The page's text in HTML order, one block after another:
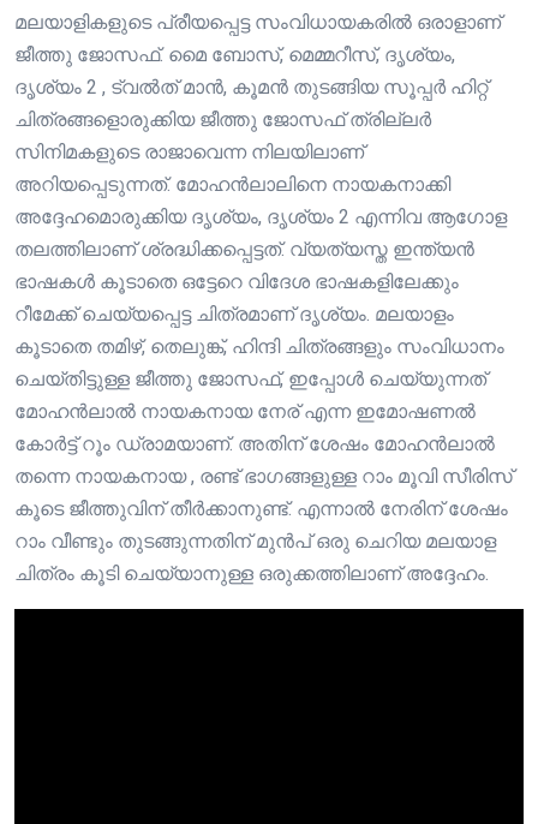
മലയാളികളുടെ പ്രീയപ്പെട്ട സംവിധായകരിൽ ഒരാളാണ്
ജീത്തു ജോസഫ്. മൈ ബോസ്, മെമ്മറീസ്, ദൃശ്യം,
ദൃശ്യം 2 , ട്വൽത് മാൻ, കൂമൻ തുടങ്ങിയ സൂപ്പർ ഹിറ്റ്
ചിത്രങ്ങളൊരുക്കിയ ജീത്തു ജോസഫ് ത്രില്ലർ
സിനിമകളുടെ രാജാവെന്ന നിലയിലാണ്
അറിയപ്പെടുന്നത്. മോഹൻലാലിനെ നായകനാക്കി
അദ്ദേഹമൊരുക്കിയ ദൃശ്യം, ദൃശ്യം 2 എന്നിവ ആഗോള
തലത്തിലാണ് ശ്രദ്ധിക്കപ്പെട്ടത്. വ്യത്യസ്ത ഇന്ത്യൻ
ഭാഷകൾ കൂടാതെ ഒട്ടേറെ വിദേശ ഭാഷകളിലേക്കും
റീമേക്ക് ചെയ്യപ്പെട്ട ചിത്രമാണ് ദൃശ്യം. മലയാളം
കൂടാതെ തമിഴ്, തെലുങ്ക്, ഹിന്ദി ചിത്രങ്ങളും സംവിധാനം
ചെയ്തിട്ടുള്ള ജീത്തു ജോസഫ്, ഇപ്പോൾ ചെയ്യുന്നത്
മോഹൻലാൽ നായകനായ നേര് എന്ന ഇമോഷണൽ
കോർട്ട് റൂം ഡ്രാമയാണ്. അതിന് ശേഷം മോഹൻലാൽ
തന്നെ നായകനായ , രണ്ട് ഭാഗങ്ങളുള്ള റാം മൂവി സീരിസ്
കൂടെ ജീത്തുവിന് തീർക്കാനുണ്ട്. എന്നാൽ നേരിന് ശേഷം
റാം വീണ്ടും തുടങ്ങുന്നതിന് മുൻപ് ഒരു ചെറിയ മലയാള
ചിത്രം കൂടി ചെയ്യാനുള്ള ഒരുക്കത്തിലാണ് അദ്ദേഹം.